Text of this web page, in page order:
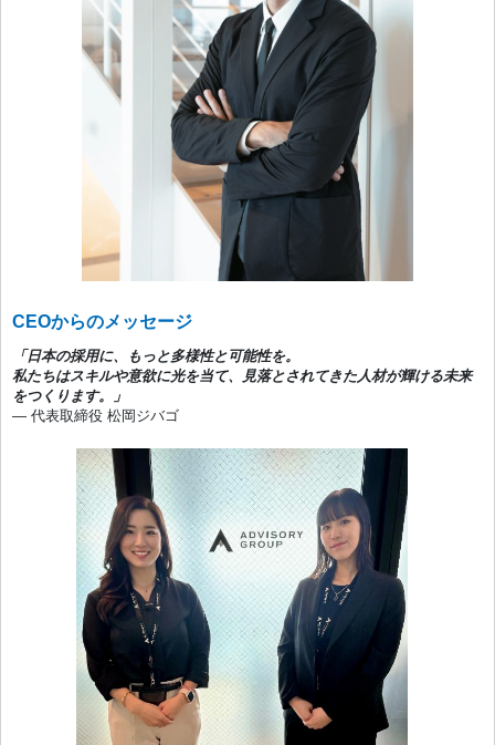
CEOからのメッセージ
「日本の採用に、もっと多様性と可能性を。
私たちはスキルや意欲に光を当て、見落とされてきた人材が輝ける未来
をつくります。」
— 代表取締役 松岡ジバゴ